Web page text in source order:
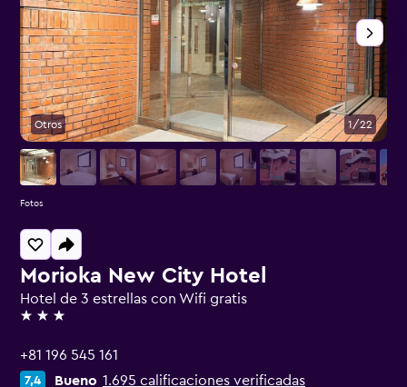
Morioka New City Hotel
Hotel de 3 estrellas con Wifi gratis
3 estrellas
+81 196 545 161
7,4 Bueno 1.695 calificaciones verificadas
Otros 1/22
Fotos